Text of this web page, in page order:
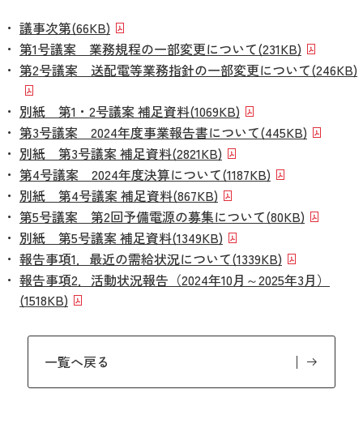
議事次第(66KB)
第1号議案 業務規程の一部変更について(231KB)
第2号議案 送配電等業務指針の一部変更について(246KB)
別紙 第1・2号議案 補足資料(1069KB)
第3号議案 2024年度事業報告書について(445KB)
別紙 第3号議案 補足資料(2821KB)
第4号議案 2024年度決算について(1187KB)
別紙 第4号議案 補足資料(867KB)
第5号議案 第2回予備電源の募集について(80KB)
別紙 第5号議案 補足資料(1349KB)
報告事項1．最近の需給状況について(1339KB)
報告事項2．活動状況報告（2024年10月～2025年3月）
(1518KB)
一覧へ戻る